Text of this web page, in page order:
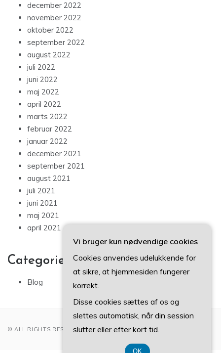
december 2022
november 2022
oktober 2022
september 2022
august 2022
juli 2022
juni 2022
maj 2022
april 2022
marts 2022
februar 2022
januar 2022
december 2021
september 2021
august 2021
juli 2021
juni 2021
maj 2021
april 2021
Categories
Blog
© ALL RIGHTS RESERVED 2022
Vi bruger kun nødvendige cookies
Cookies anvendes udelukkende for
at sikre, at hjemmesiden fungerer
korrekt.
Disse cookies sættes af os og
slettes automatisk, når din session
slutter eller efter kort tid.
OK